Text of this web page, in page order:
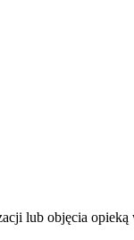
lub objęcia